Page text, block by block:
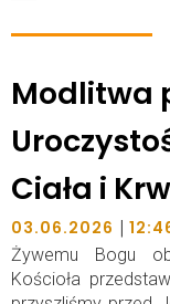
Modlitwa
Ciała i
03.06.2026 |
Żywemu Bogu
Kościoła